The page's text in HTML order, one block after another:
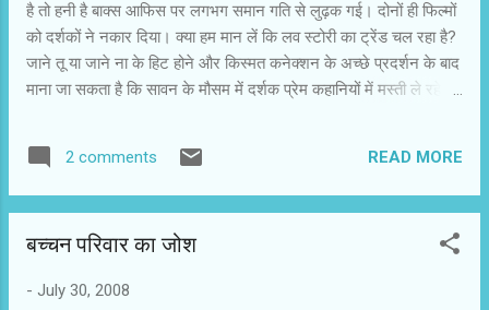
है तो हनी है बाक्स आफिस पर लगभग समान गति से लुढ़क गई। दोनों ही फिल्मों
को दर्शकों ने नकार दिया। क्या हम मान लें कि लव स्टोरी का ट्रेंड चल रहा है?
जाने तू या जाने ना के हिट होने और किस्मत कनेक्शन के अच्छे प्रदर्शन के बाद
माना जा सकता है कि सावन के मौसम में दर्शक प्रेम कहानियों में मस्ती ले रहे
की गुदगुदी उन्हें नहीं बांध सकी। उम्मीद की जा रही थी कि मिशन इस्तांबुल को
छोटे शहरों और सिंगल स्क्रीन सिनेमाघरों में पर्याप्त दर्शक मिलेंगे। फिल्म
देखकर निकले दर्शकों ने दोस्तों और परिचितों से फिल्म देखने की सिफारिश नहीं
मौजूदगी के बावजूद दर्शकों को हंसने के ज्यादा अवसर नहीं मिले। केवल मनोज
कुमार मंगत अवश्य परेशान होंगे कि आधा दर्जन फ्लाप फिल्मों के बाद वे कैसी
2 comments READ MORE
बच्चन परिवार का जोश
- July 30, 2008